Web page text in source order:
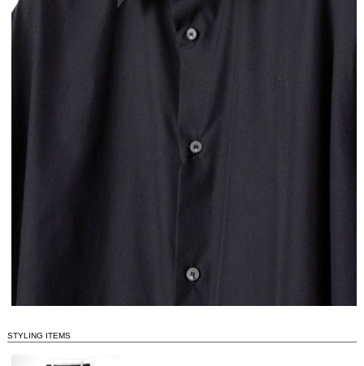
STYLING ITEMS